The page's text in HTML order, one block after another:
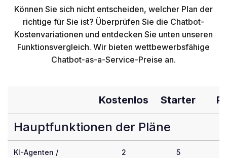
Können Sie sich nicht entscheiden, welcher Plan der
richtige für Sie ist? Überprüfen Sie die Chatbot-
Kostenvariationen und entdecken Sie unten unseren
Funktionsvergleich. Wir bieten wettbewerbsfähige
Chatbot-as-a-Service-Preise an.
Kostenlos Starter
Hauptfunktionen der Pläne
KI-Agenten /
2 5